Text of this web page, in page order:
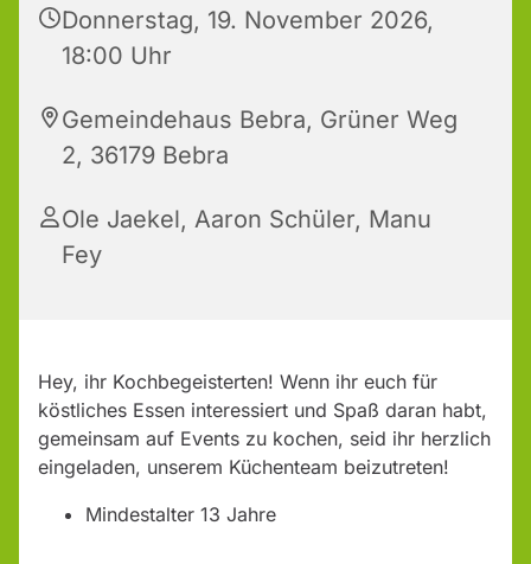
Donnerstag, 19. November 2026,
18:00 Uhr
Gemeindehaus Bebra, Grüner Weg
2, 36179 Bebra
Ole Jaekel, Aaron Schüler, Manu
Fey
Hey, ihr Kochbegeisterten! Wenn ihr euch für
köstliches Essen interessiert und Spaß daran habt,
gemeinsam auf Events zu kochen, seid ihr herzlich
eingeladen, unserem Küchenteam beizutreten!
Mindestalter 13 Jahre